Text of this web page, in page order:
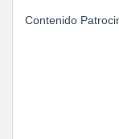
Contenido